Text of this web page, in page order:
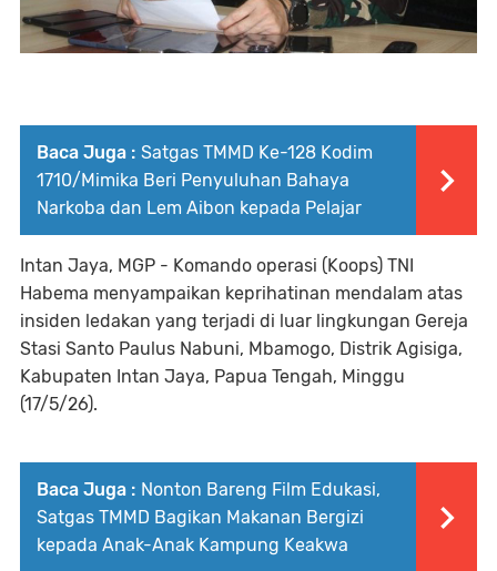
Baca Juga : Satgas TMMD Ke-128 Kodim
1710/Mimika Beri Penyuluhan Bahaya
Narkoba dan Lem Aibon kepada Pelajar
Intan Jaya, MGP - Komando operasi (Koops) TNI
Habema menyampaikan keprihatinan mendalam atas
insiden ledakan yang terjadi di luar lingkungan Gereja
Stasi Santo Paulus Nabuni, Mbamogo, Distrik Agisiga,
Kabupaten Intan Jaya, Papua Tengah, Minggu
(17/5/26).
Baca Juga : Nonton Bareng Film Edukasi,
Satgas TMMD Bagikan Makanan Bergizi
kepada Anak-Anak Kampung Keakwa